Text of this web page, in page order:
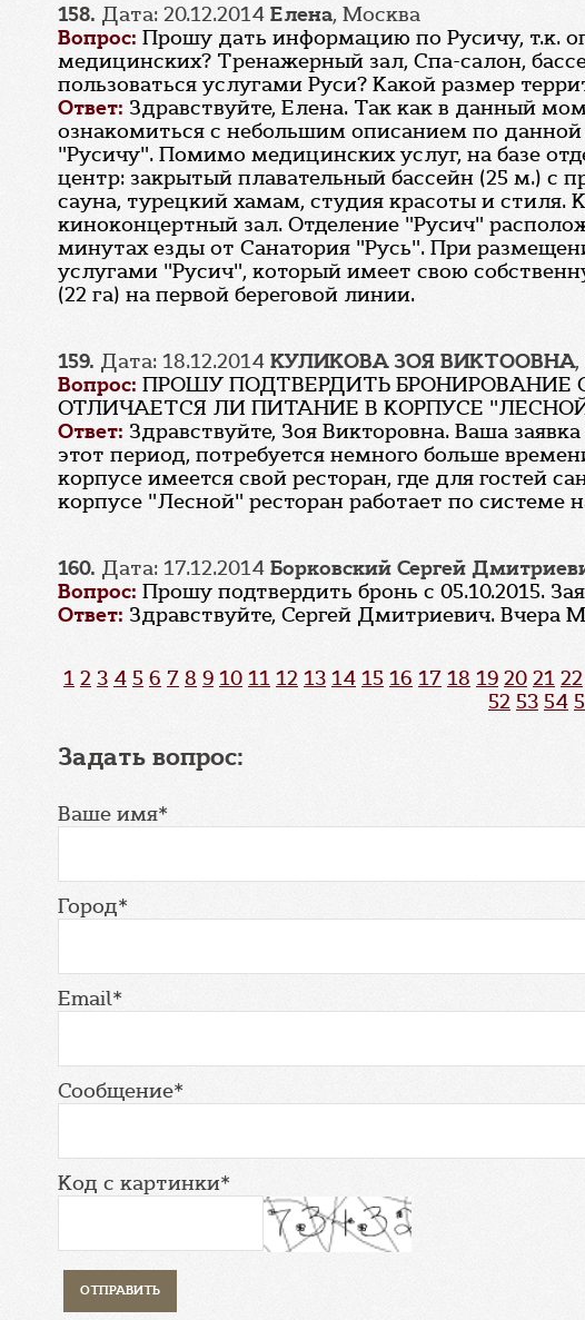
158. Дата: 20.12.2014 Елена, Москва
Вопрос: Прошу дать информацию по Русичу, т.к.
медицинских? Тренажерный зал, Спа-салон,
пользоваться услугами Руси? Какой размер
Ответ: Здравствуйте, Елена. Так как в данный
ознакомиться с небольшим описанием по
"Русичу". Помимо медицинских услуг, на базе
центр: закрытый плавательный бассейн (25 м.) с
сауна, турецкий хамам, студия красоты и стиля.
киноконцертный зал. Отделение "Русич"
минутах езды от Санатория "Русь". При
услугами "Русич", который имеет свою
(22 га) на первой береговой линии.
159. Дата: 18.12.2014 КУЛИКОВА ЗОЯ ВИКТООВНА
Вопрос: ПРОШУ ПОДТВЕРДИТЬ БРОНИРОВАНИЕ
ОТЛИЧАЕТСЯ ЛИ ПИТАНИЕ В КОРПУСЕ
Ответ: Здравствуйте, Зоя Викторовна. Ваша
этот период, потребуется немного больше
корпусе имеется свой ресторан, где для гостей
корпусе "Лесной" ресторан работает по
160. Дата: 17.12.2014 Борковский Сергей
Вопрос: Прошу подтвердить бронь с 05.10.2015.
Ответ: Здравствуйте, Сергей Дмитриевич.
1 2 3 4 5 6 7 8 9 10 11 12 13 14 15 16 17 18 19 20 21 22
52 53 54
Задать вопрос:
Ваше имя*
Город*
Email*
Сообщение*
Код с картинки*